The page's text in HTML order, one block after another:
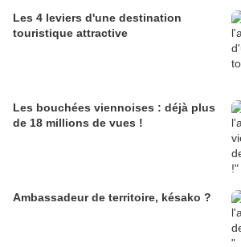
Les 4 leviers d'une destination
touristique attractive
Les bouchées viennoises : déjà plus
de 18 millions de vues !
Ambassadeur de territoire, késako ?